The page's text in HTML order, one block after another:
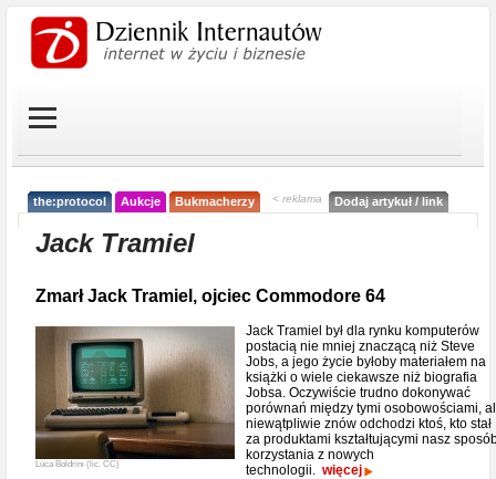
the:protocol Aukcje Bukmacherzy < reklama Dodaj artykuł / link
Jack Tramiel
Zmarł Jack Tramiel, ojciec Commodore 64
Luca Boldrini (lic. CC)
Jack Tramiel był dla rynku komputerów
postacią nie mniej znaczącą niż Steve
Jobs, a jego życie byłoby materiałem na
książki o wiele ciekawsze niż biografia
Jobsa. Oczywiście trudno dokonywać
porównań między tymi osobowościami,
niewątpliwie znów odchodzi ktoś, kto stał
za produktami kształtującymi nasz
korzystania z nowych
technologii. więcej